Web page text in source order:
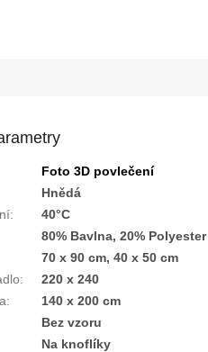
Foto 3D povlečení
Hnědá
:
40°C
80% Bavlna, 20% Polyester
70 x 90 cm, 40 x 50 cm
:
220 x 240
:
140 x 200 cm
Bez vzoru
Na knoflíky